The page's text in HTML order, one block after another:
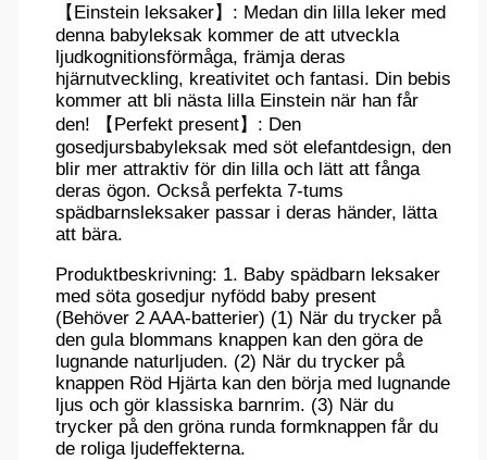
【Einstein leksaker】: Medan din lilla leker med
denna babyleksak kommer de att utveckla
ljudkognitionsförmåga, främja deras
hjärnutveckling, kreativitet och fantasi. Din bebis
kommer att bli nästa lilla Einstein när han får
den! 【Perfekt present】: Den
gosedjursbabyleksak med söt elefantdesign, den
blir mer attraktiv för din lilla och lätt att fånga
deras ögon. Också perfekta 7-tums
spädbarnsleksaker passar i deras händer, lätta
att bära.
Produktbeskrivning: 1. Baby spädbarn leksaker
med söta gosedjur nyfödd baby present
(Behöver 2 AAA-batterier) (1) När du trycker på
den gula blommans knappen kan den göra de
lugnande naturljuden. (2) När du trycker på
knappen Röd Hjärta kan den börja med lugnande
ljus och gör klassiska barnrim. (3) När du
trycker på den gröna runda formknappen får du
de roliga ljudeffekterna.